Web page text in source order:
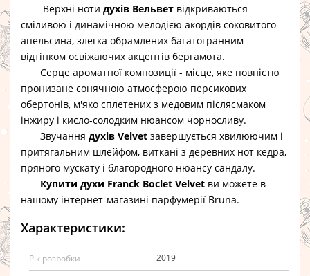
Верхні ноти духів Вельвет відкриваються
сміливою і динамічною мелодією акордів соковитого
апельсина, злегка обрамлених багатогранним
відтінком освіжаючих акцентів бергамота.
Серце ароматної композиції - місце, яке повністю
пронизане сонячною атмосферою персикових
обертонів, м'яко сплетених з медовим післясмаком
інжиру і кисло-солодким нюансом чорносливу.
Звучання духів Velvet завершується хвилюючим і
притягальним шлейфом, виткані з деревних нот кедра,
пряного мускату і благородного нюансу сандалу.
Купити духи Franck Boclet Velvet ви можете в
нашому інтернет-магазині парфумерії Bruna.
Характеристики:
Рік розробки 2019